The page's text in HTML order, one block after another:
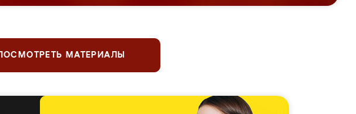
ПОСМОТРЕТЬ МАТЕРИАЛЫ